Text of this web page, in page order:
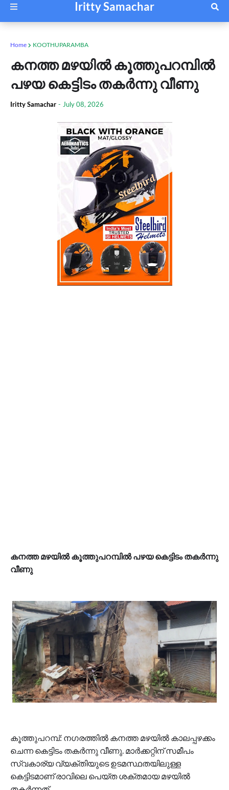
Iritty Samachar
Home KOOTHUPARAMBA
കനത്ത മഴയിൽ കൂത്തുപറമ്പിൽ
പഴയ കെട്ടിടം തകർന്നു വീണു
Iritty Samachar - July 08, 2026
കനത്ത മഴയിൽ കൂത്തുപറമ്പിൽ പഴയ കെട്ടിടം തകർന്നു
വീണു
കൂത്തുപറമ്പ്: നഗരത്തിൽ കനത്ത മഴയിൽ കാലപ്പഴക്കം
ചെന്ന കെട്ടിടം തകർന്നു വീണു. മാർക്കറ്റിന് സമീപം
സ്വകാര്യ വ്യക്തിയുടെ ഉടമസ്ഥതയിലുള്ള
കെട്ടിടമാണ് രാവിലെ പെയ്ത ശക്തമായ മഴയിൽ